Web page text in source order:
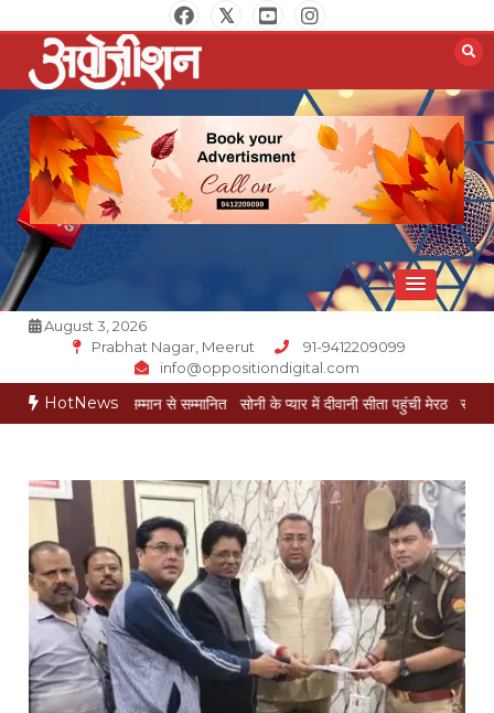
to
content
Opposition Digital
August 3, 2026
Prabhat Nagar, Meerut
91-9412209099
info@oppositiondigital.com
HotNews
गौरव सम्मान से सम्मानित सोनी के प्यार में दीवानी सीता पहुंची मेरठ सोनी के प्यार में